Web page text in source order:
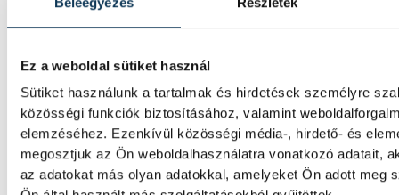
Ez a weboldal sütiket használ
Sütiket használunk a tartalmak és hirdetések személyre
közösségi funkciók biztosításához, valamint
elemzéséhez. Ezenkívül közösségi média-, hirdető- és
megosztjuk az Ön weboldalhasználatra vonatkozó adatait,
az adatokat más olyan adatokkal, amelyeket Ön adott meg
Pink Martinivel frissültünk
hőségben
Nemzetközi repertoárral lépett színpadra
kertben szombaton Thomas Lauderdale
zenekara, a Pink Martini.